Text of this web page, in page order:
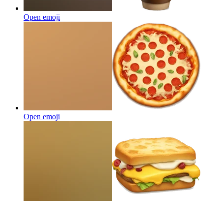
Open emoji
Open emoji